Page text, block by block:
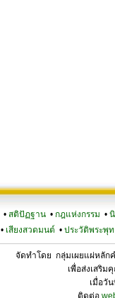
• สติปัฏฐาน • กฎแห่งกรรม •
• เสียงสวดมนต์ • ประวัติพระพุท
จัดทำโดย กลุ่มเผยแผ่หลัก
เพื่อส่งเสริม
เมื่อวั
ติดต่อ